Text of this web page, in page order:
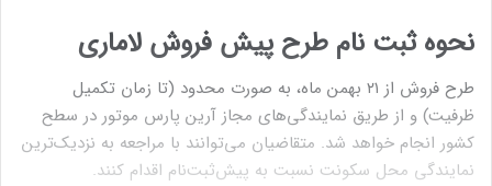
نحوه ثبت نام طرح پیش فروش لاماری
طرح فروش از ۲۱ بهمن ماه، به صورت محدود (تا زمان تکمیل
ظرفیت) و از طریق نمایندگی‌های مجاز آرین پارس موتور در سطح
کشور انجام خواهد شد. متقاضیان می‌توانند با مراجعه به نزدیک‌ترین
نمایندگی محل سکونت نسبت به پیش‌ثبت‌نام اقدام کنند.